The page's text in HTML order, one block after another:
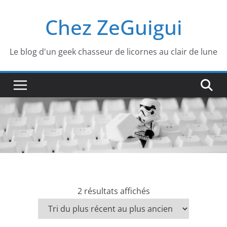
Chez ZeGuigui
Le blog d'un geek chasseur de licornes au clair de lune
2 résultats affichésT
r
i